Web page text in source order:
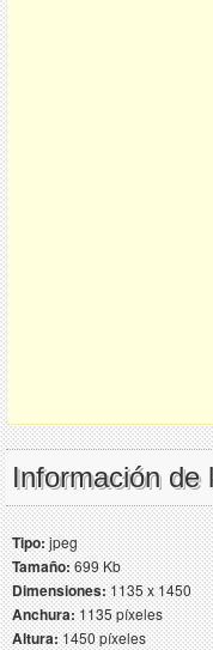
Información de
Tipo:jpeg
Tamaño:699 Kb
Dimensiones:1135 x 1450
Anchura:1135 píxeles
Altura:1450 píxeles